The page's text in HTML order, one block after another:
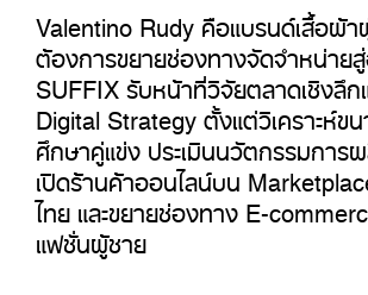
Valentino Rudy คือแบรนด์เสื้อผ้
ต้องการขยายช่องทางจัดจำหน่าย
SUFFIX รับหน้าที่วิจัยตลาดเชิงลึก
Digital Strategy ตั้งแต่วิเคราะห์ข
ศึกษาคู่แข่ง ประเมินนวัตกรรมการ
เปิดร้านค้าออนไลน์บน
ไทย และขยายช่องทาง E-
แฟชั่นผู้ชาย